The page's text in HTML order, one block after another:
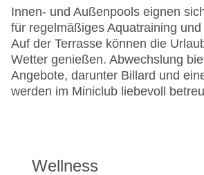
Innen- und Außenpools eignen
für regelmäßiges Aquatraining
Auf der Terrasse können die
Wetter genießen. Abwechslung
Angebote, darunter Billard und
werden im Miniclub liebevoll
Wellness